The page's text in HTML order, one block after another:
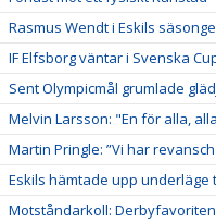
Rasmus Wendt i Eskils
IF Elfsborg väntar i Svenska
Sent Olympicmål grumlade
Melvin Larsson: "En för alla,
Martin Pringle: ”Vi har
Eskils hämtade upp underläge
Motståndarkoll: